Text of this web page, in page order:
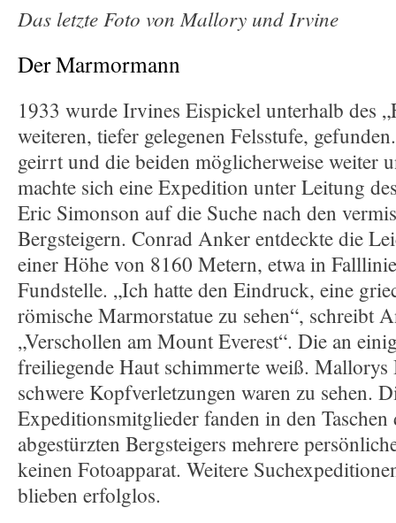
Das letzte Foto von Mallory und Irvine
Der Marmormann
1933 wurde Irvines Eispickel unterhalb des
weiteren, tiefer gelegenen Felsstufe,
geirrt und die beiden möglicherweise weiter
machte sich eine Expedition unter Leitung
Eric Simonson auf die Suche nach den
Bergsteigern. Conrad Anker entdeckte die
einer Höhe von 8160 Metern, etwa in
Fundstelle. „Ich hatte den Eindruck, eine
römische Marmorstatue zu sehen“, schreibt
„Verschollen am Mount Everest“. Die an
freiliegende Haut schimmerte weiß. Mallorys
schwere Kopfverletzungen waren zu sehen.
Expeditionsmitglieder fanden in den
abgestürzten Bergsteigers mehrere
keinen Fotoapparat. Weitere
blieben erfolglos.